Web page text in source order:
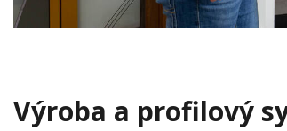
Výroba a profilový